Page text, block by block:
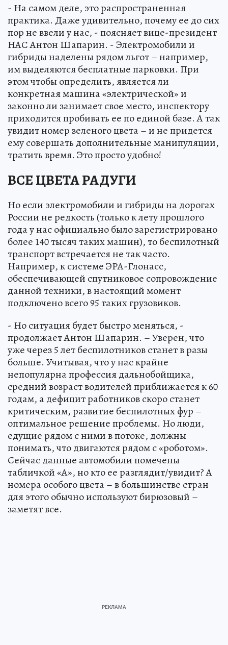
- На самом деле, это распространенная
практика. Даже удивительно, почему ее до сих
пор не ввели у нас, - поясняет вице-президент
НАС Антон Шапарин. - Электромобили и
гибриды наделены рядом льгот – например,
им выделяются бесплатные парковки. При
этом чтобы определить, является ли
конкретная машина «электрической» и
законно ли занимает свое место, инспектору
приходится пробивать ее по единой базе. А так
увидит номер зеленого цвета – и не придется
ему совершать дополнительные манипуляции,
тратить время. Это просто удобно!
ВСЕ ЦВЕТА РАДУГИ
Но если электромобили и гибриды на дорогах
России не редкость (только к лету прошлого
года у нас официально было зарегистрировано
более 140 тысяч таких машин), то беспилотный
транспорт встречается не так часто.
Например, к системе ЭРА-Глонасс,
обеспечивающей спутниковое сопровождение
данной техники, в настоящий момент
подключено всего 95 таких грузовиков.
- Но ситуация будет быстро меняться, -
продолжает Антон Шапарин. – Уверен, что
уже через 5 лет беспилотников станет в разы
больше. Учитывая, что у нас крайне
непопулярна профессия дальнобойщика,
средний возраст водителей приближается к 60
годам, а дефицит работников скоро станет
критическим, развитие беспилотных фур –
оптимальное решение проблемы. Но люди,
едущие рядом с ними в потоке, должны
понимать, что двигаются рядом с «роботом».
Сейчас данные автомобили помечены
табличкой «А», но кто ее разглядит/увидит? А
номера особого цвета – в большинстве стран
для этого обычно используют бирюзовый –
заметят все.